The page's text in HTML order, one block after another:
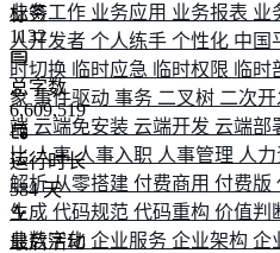
业务工作 业务应用 业务报表 业
人开发者 个人练手 个性化 中国
时切换 临时应急 临时权限 临时
象 事件驱动 事务 二叉树 二次开
端 云端免安装 云端开发 云端部
比人事人事入职 人事管理 人
解析从零搭建 付费商用 付费版
生成 代码规范 代码重构 价值判
业数字化 企业服务 企业架构 企
标签
1132
总字数
6,609,519
运行时长
584 天
最后活动